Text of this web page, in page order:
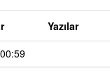
Yazılar